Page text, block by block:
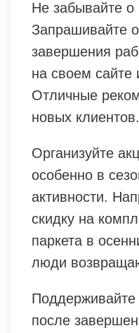
Не забывайте о
Запрашивайте
завершения
на своем сайте
Отличные
новых клиентов.
Организуйте
особенно в
активности.
скидку на
паркета в
люди
Поддерживайте
после